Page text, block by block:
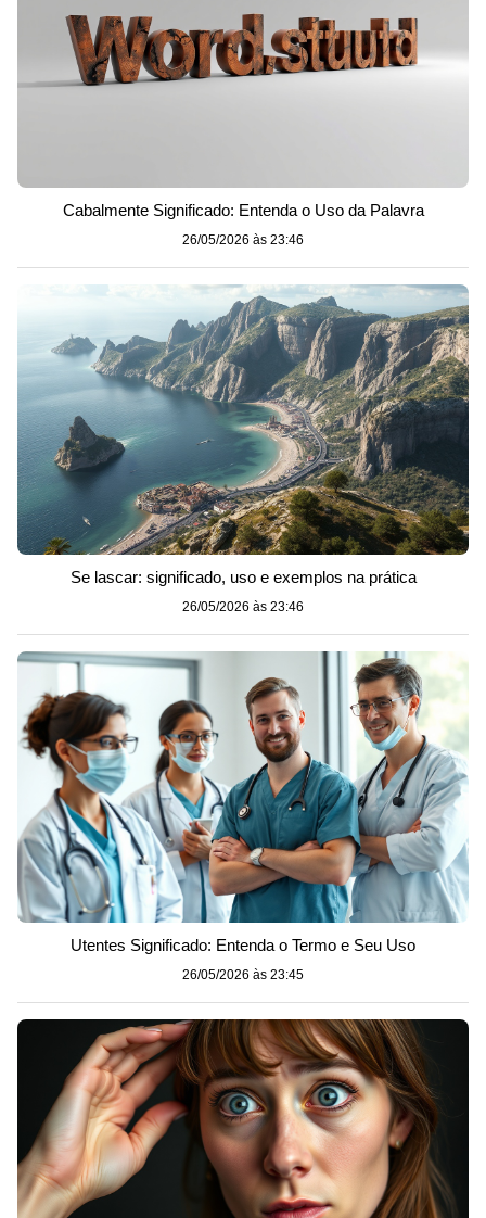
Cabalmente Significado: Entenda o Uso da Palavra
26/05/2026 às 23:46
Se lascar: significado, uso e exemplos na prática
26/05/2026 às 23:46
Utentes Significado: Entenda o Termo e Seu Uso
26/05/2026 às 23:45